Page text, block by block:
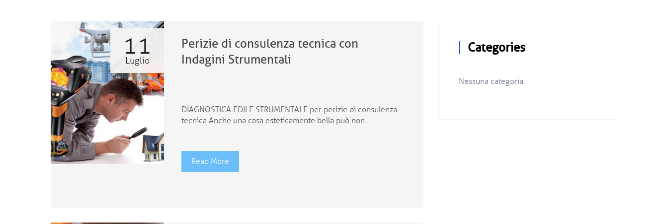
11
Luglio
Perizie di consulenza tecnica con
Indagini Strumentali
DIAGNOSTICA EDILE STRUMENTALE per perizie di consulenza
tecnica Anche una casa esteticamente bella può non…
Read More
Categories
Nessuna categoria